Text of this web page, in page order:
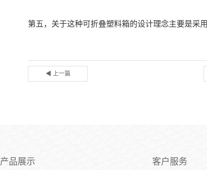
第五，关于这种可折叠塑料箱的设计理念主要是采用
◀ 上一篇
产品展示 客户服务